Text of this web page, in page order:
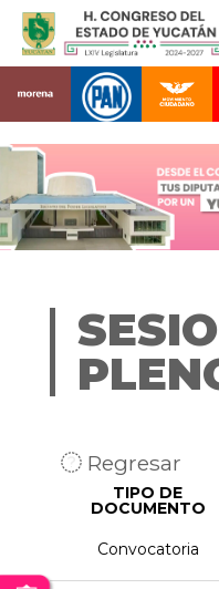
Regresar
TIPO DE
DOCUMENTO
Convocatoria